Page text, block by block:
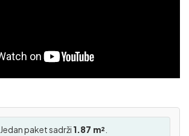
Jedan paket sadrži 1.87 m²